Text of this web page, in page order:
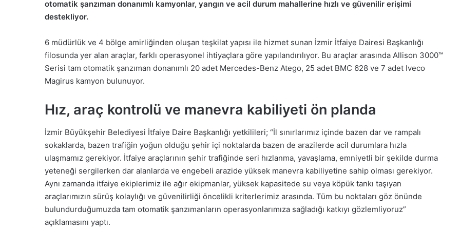
otomatik şanzıman donanımlı kamyonlar, yangın ve acil durum mahallerine hızlı ve güvenilir erişimi
destekliyor.
6 müdürlük ve 4 bölge amirliğinden oluşan teşkilat yapısı ile hizmet sunan İzmir İtfaiye Dairesi Başkanlığı
filosunda yer alan araçlar, farklı operasyonel ihtiyaçlara göre yapılandırılıyor. Bu araçlar arasında Allison 3000™
Serisi tam otomatik şanzıman donanımlı 20 adet Mercedes-Benz Atego, 25 adet BMC 628 ve 7 adet Iveco
Magirus kamyon bulunuyor.
Hız, araç kontrolü ve manevra kabiliyeti ön planda
İzmir Büyükşehir Belediyesi İtfaiye Daire Başkanlığı yetkilileri; “İl sınırlarımız içinde bazen dar ve rampalı
sokaklarda, bazen trafiğin yoğun olduğu şehir içi noktalarda bazen de arazilerde acil durumlara hızla
ulaşmamız gerekiyor. İtfaiye araçlarının şehir trafiğinde seri hızlanma, yavaşlama, emniyetli bir şekilde durma
yeteneği sergilerken dar alanlarda ve engebeli arazide yüksek manevra kabiliyetine sahip olması gerekiyor.
Aynı zamanda itfaiye ekiplerimiz ile ağır ekipmanlar, yüksek kapasitede su veya köpük tankı taşıyan
araçlarımızın sürüş kolaylığı ve güvenilirliği öncelikli kriterlerimiz arasında. Tüm bu noktaları göz önünde
bulundurduğumuzda tam otomatik şanzımanların operasyonlarımıza sağladığı katkıyı gözlemliyoruz”
açıklamasını yaptı.